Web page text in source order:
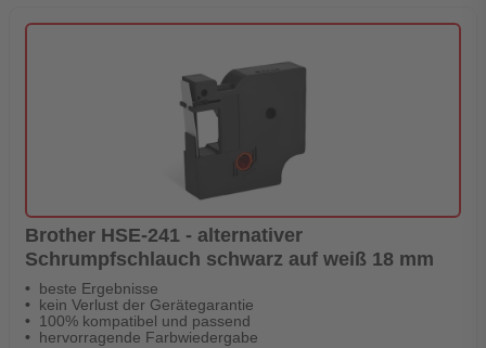
Brother HSE-241 - alternativer
Schrumpfschlauch schwarz auf weiß 18 mm
beste Ergebnisse
kein Verlust der Gerätegarantie
100% kompatibel und passend
hervorragende Farbwiedergabe